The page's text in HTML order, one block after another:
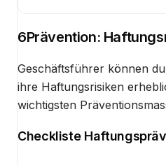
6Prävention:
Geschäftsführer können
ihre Haftungsrisiken
wichtigsten
Checkliste